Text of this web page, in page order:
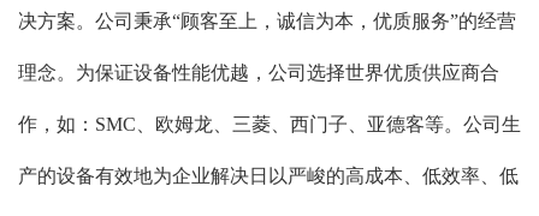
决方案。公司秉承“顾客至上，诚信为本，优质服务”的经营
理念。为保证设备性能优越，公司选择世界优质供应商合
作，如：SMC、欧姆龙、三菱、西门子、亚德客等。公司生
产的设备有效地为企业解决日以严峻的高成本、低效率、低